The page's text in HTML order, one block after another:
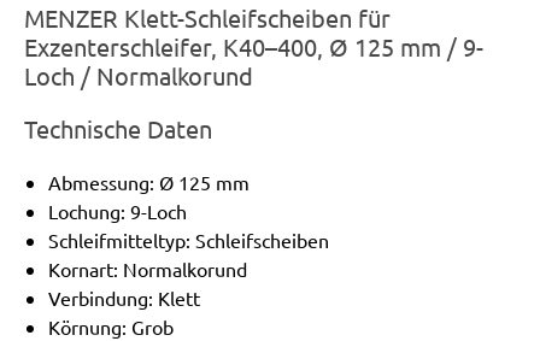
MENZER Klett-Schleifscheiben für
Exzenterschleifer, K40–400, Ø 125 mm / 9-
Loch / Normalkorund
Technische Daten
Abmessung: Ø 125 mm
Lochung: 9-Loch
Schleifmitteltyp: Schleifscheiben
Kornart: Normalkorund
Verbindung: Klett
Körnung: Grob